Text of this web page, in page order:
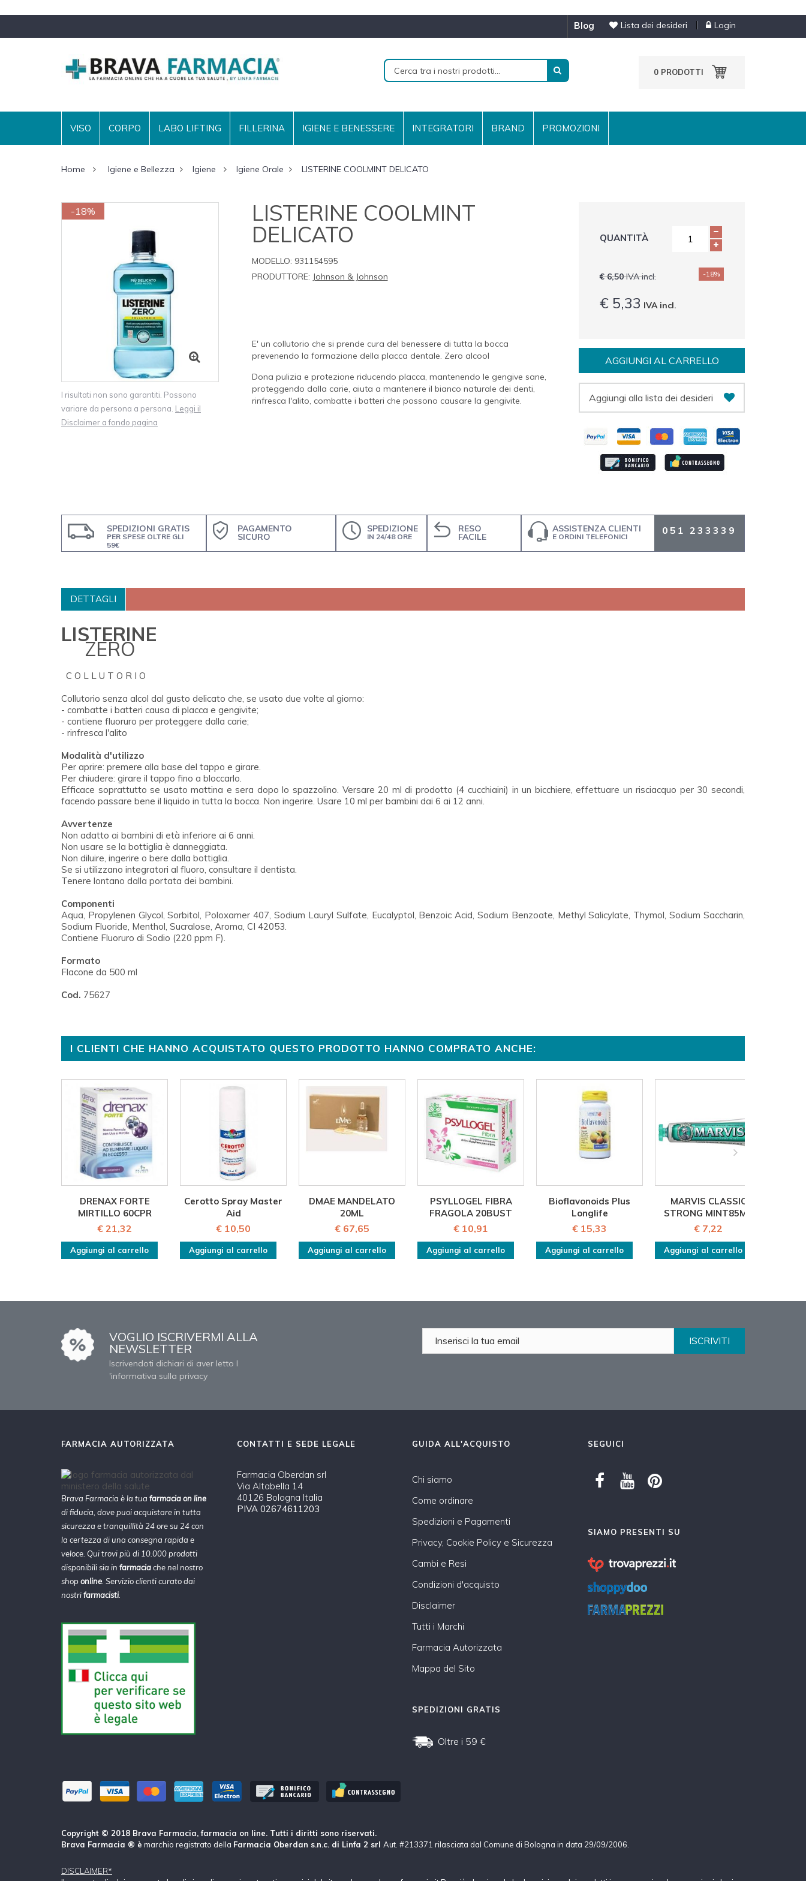
Lista dei desideri Login
blog
0 PRODOTTI
VISO CORPO LABO LIFTING FILLERINA IGIENE E BENESSERE INTEGRATORI BRAND PROMOZIONI
Home Igiene e Bellezza Igiene Igiene Orale LISTERINE COOLMINT DELICATO
-18%
I risultati non sono garantiti. Possono
variare da persona a persona. Leggi il
Disclaimer a fondo pagina
LISTERINE COOLMINT
DELICATO
MODELLO: 931154595
PRODUTTORE: Johnson & Johnson
E' un collutorio che si prende cura del benessere di tutta la bocca
prevenendo la formazione della placca dentale. Zero alcool
Dona pulizia e protezione riducendo placca, mantenendo le gengive sane,
proteggendo dalla carie, aiuta a mantenere il bianco naturale dei denti,
rinfresca l'alito, combatte i batteri che possono causare la gengivite.
QUANTITÀ
€ 6,50IVA incl. -18%
€ 5,33 IVA incl.
AGGIUNGI AL CARRELLO
Aggiungi alla lista dei desideri
SPEDIZIONI GRATIS
PER SPESE OLTRE GLI
59€
PAGAMENTO
SICURO
SPEDIZIONE
IN 24/48 ORE
RESO
FACILE
ASSISTENZA CLIENTI
E ORDINI TELEFONICI
051 233339
DETTAGLI
LISTERINE
ZERO
C O L L U T O R I O
Collutorio senza alcol dal gusto delicato che, se usato due volte al giorno:
- combatte i batteri causa di placca e gengivite;
- contiene fluoruro per proteggere dalla carie;
- rinfresca l'alito
Modalità d'utilizzo
Per aprire: premere alla base del tappo e girare.
Per chiudere: girare il tappo fino a bloccarlo.
Efficace soprattutto se usato mattina e sera dopo lo spazzolino. Versare 20 ml di prodotto (4 cucchiaini) in un bicchiere, effettuare un risciacquo per 30 secondi,
facendo passare bene il liquido in tutta la bocca. Non ingerire. Usare 10 ml per bambini dai 6 ai 12 anni.
Avvertenze
Non adatto ai bambini di età inferiore ai 6 anni.
Non usare se la bottiglia è danneggiata.
Non diluire, ingerire o bere dalla bottiglia.
Se si utilizzano integratori al fluoro, consultare il dentista.
Tenere lontano dalla portata dei bambini.
Componenti
Aqua, Propylenen Glycol, Sorbitol, Poloxamer 407, Sodium Lauryl Sulfate, Eucalyptol, Benzoic Acid, Sodium Benzoate, Methyl Salicylate, Thymol, Sodium Saccharin,
Sodium Fluoride, Menthol, Sucralose, Aroma, CI 42053.
Contiene Fluoruro di Sodio (220 ppm F).
Formato
Flacone da 500 ml
Cod. 75627
I CLIENTI CHE HANNO ACQUISTATO QUESTO PRODOTTO HANNO COMPRATO ANCHE:
DRENAX FORTE
MIRTILLO 60CPR
€ 21,32
Aggiungi al carrello
Cerotto Spray Master
Aid
€ 10,50
Aggiungi al carrello
DMAE MANDELATO
20ML
€ 67,65
Aggiungi al carrello
PSYLLOGEL FIBRA
FRAGOLA 20BUST
€ 10,91
Aggiungi al carrello
Bioflavonoids Plus
Longlife
€ 15,33
Aggiungi al carrello
MARVIS CLASSIC
STRONG MINT85ML
€ 7,22
Aggiungi al carrello
VOGLIO ISCRIVERMI ALLA
NEWSLETTER
Iscrivendoti dichiari di aver letto l
'informativa sulla privacy
ISCRIVITI
FARMACIA AUTORIZZATA
Brava Farmacia è la tua farmacia on line
di fiducia, dove puoi acquistare in tutta
sicurezza e tranquillità 24 ore su 24 con
la certezza di una consegna rapida e
veloce. Qui trovi più di 10.000 prodotti
disponibili sia in farmaciache nel nostro
shoponline . Servizio clienti curato dai
nostrifarmacisti
CONTATTI E SEDE LEGALE
Farmacia Oberdan srl
Via Altabella 14
40126 Bologna Italia
PIVA 02674611203
GUIDA ALL'ACQUISTO
Chi siamo
Come ordinare
Spedizioni e Pagamenti
Privacy, Cookie Policy e Sicurezza
Cambi e Resi
Condizioni d'acquisto
Disclaimer
Tutti i Marchi
Farmacia Autorizzata
Mappa del Sito
SPEDIZIONI GRATIS
Oltre i 59 €
SEGUICI
SIAMO PRESENTI SU
Copyright © 2018 Brava Farmacia, farmacia on line. Tutti i diritti sono riservati.
Brava Farmacia ® è marchio registrato della Farmacia Oberdan s.n.c. di Linfa 2 srl Aut. #213371 rilasciata dal Comune di Bologna in data 29/09/2006.
DISCLAIMER*